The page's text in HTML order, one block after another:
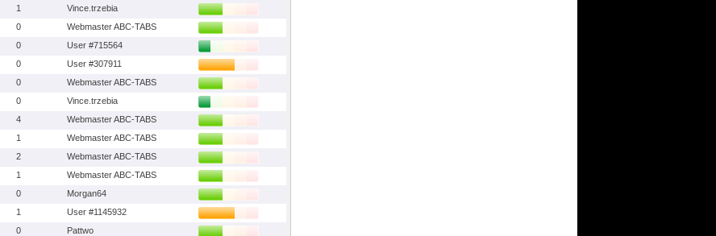
1
Vince.trzebia
0
Webmaster ABC-TABS
0
User #715564
0
User #307911
0
Webmaster ABC-TABS
0
Vince.trzebia
4
Webmaster ABC-TABS
1
Webmaster ABC-TABS
2
Webmaster ABC-TABS
1
Webmaster ABC-TABS
0
Morgan64
1
User #1145932
0
Pattwo